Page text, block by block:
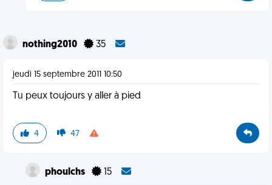
nothing2010 35
jeudi 15 septembre 2011 10:50
Tu peux toujours y aller à pied
4 47
phoulchs 15